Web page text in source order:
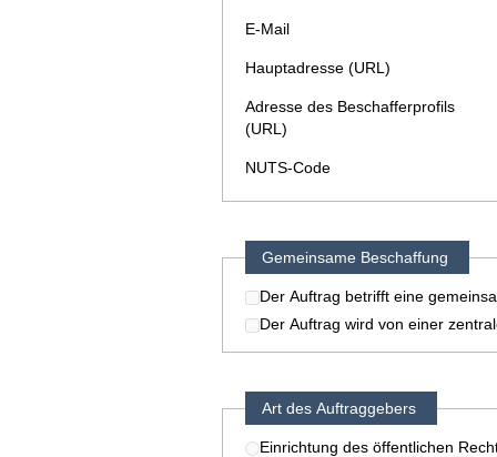
E-Mail
Hauptadresse (URL)
Adresse des Beschafferprofils
(URL)
NUTS-Code
Gemeinsame Beschaffung
Der Auftrag betrifft eine
Der Auftrag wird von einer
Art des Auftraggebers
Einrichtung des öffentlichen